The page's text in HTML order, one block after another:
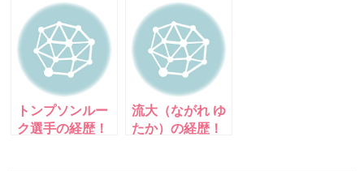
国籍は？結婚し
てる？
由と行った方が
いい5つの理由
トンプソンルー
ク選手の経歴！
流大（ながれ ゆ
たか）の経歴！